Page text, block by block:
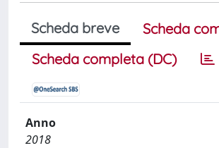
Scheda breve
Scheda
Scheda completa (DC)
Anno
2018